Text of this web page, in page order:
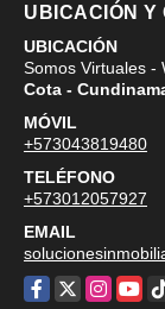
UBICACIÓN Y
UBICACIÓN
Somos Virtuales -
Cota -
MÓVIL
+573043819480
TELÉFONO
+573012057927
EMAIL
Facebook
X Instagram